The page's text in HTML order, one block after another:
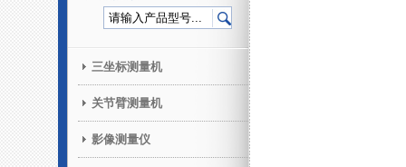
三坐标测量机
关节臂测量机
影像测量仪